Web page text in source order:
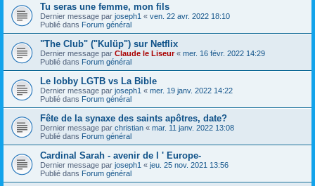
Tu seras une femme, mon fils
Dernier message par joseph1 « ven. 22 avr. 2022 18:10
Publié dans Forum général
"The Club" ("Kulüp") sur Netflix
Dernier message par Claude le Liseur« mer. 16 févr. 2022 14:29
Publié dans Forum général
Le lobby LGTB vs La Bible
Dernier message par joseph1 « mer. 19 janv. 2022 14:22
Publié dans Forum général
Fête de la synaxe des saints apôtres, date?
Dernier message par christian « mar. 11 janv. 2022 13:08
Publié dans Forum général
Cardinal Sarah - avenir de l ' Europe-
Dernier message par joseph1 « jeu. 25 nov. 2021 13:56
Publié dans Forum général